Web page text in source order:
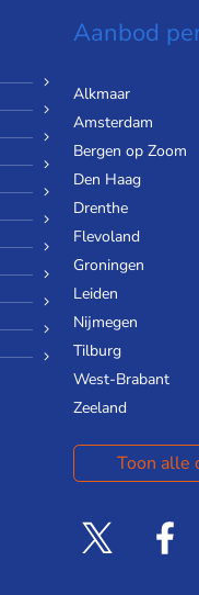
Aanbod
Alkmaar
Amsterdam
Bergen op Zoom
Den Haag
Drenthe
Flevoland
Groningen
Leiden
Nijmegen
Tilburg
West-Brabant
Zeeland
Toon alle